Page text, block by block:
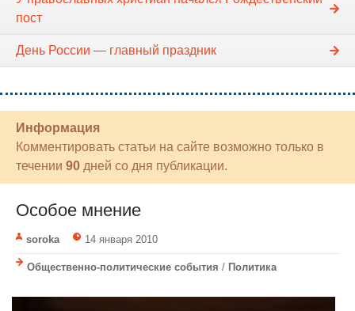
пост
День России — главный праздник
Информация
Комментировать статьи на сайте возможно только в
течении 90 дней со дня публикации.
Особое мнение
soroka 14 января 2010
Общественно-политические события / Политика